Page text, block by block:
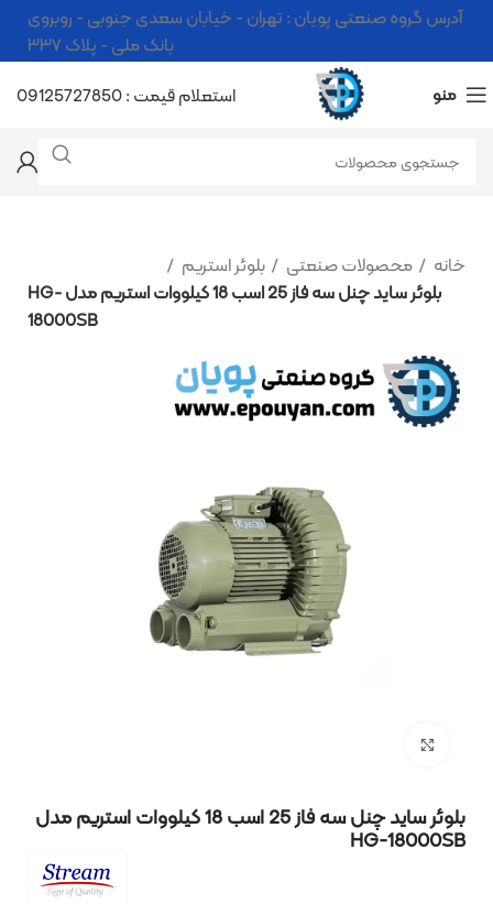
آدرس گروه صنعتی پویان : تهران - خیابان سعدی جنوبی - روبروی
بانک ملی - پلاک ۳۳۷
منو استعلام قیمت : 09125727850
خانه محصولات صنعتی
بلوئر استریم
بلوئر ساید چنل سه فاز 25 اسب 18 کیلووات استریم مدل HG-
18000SB
بلوئر ساید چنل سه فاز 25 اسب 18 کیلووات استریم مدل
HG-18000SB